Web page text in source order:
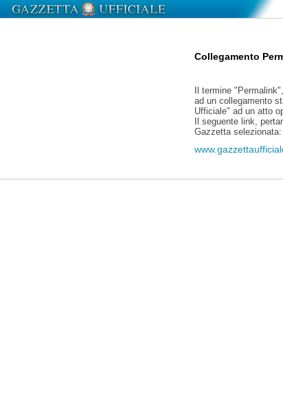
Collegamento
Il termine
ad un collegamento
Ufficiale" ad un atto
Il seguente link,
Gazzetta selezionata: